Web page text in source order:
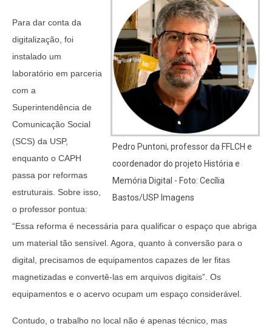
Pedro Puntoni, professor da FFLCH e
coordenador do projeto História e
Memória Digital - Foto: Cecília
Bastos/USP Imagens
Para dar conta da
digitalização, foi
instalado um
laboratório em parceria
com a
Superintendência de
Comunicação Social
(SCS) da USP,
enquanto o CAPH
passa por reformas
estruturais. Sobre isso,
o professor pontua:
“Essa reforma é necessária para qualificar o espaço que abriga
um material tão sensível. Agora, quanto à conversão para o
digital, precisamos de equipamentos capazes de ler fitas
magnetizadas e convertê-las em arquivos digitais”. Os
equipamentos e o acervo ocupam um espaço considerável.
Contudo, o trabalho no local não é apenas técnico, mas